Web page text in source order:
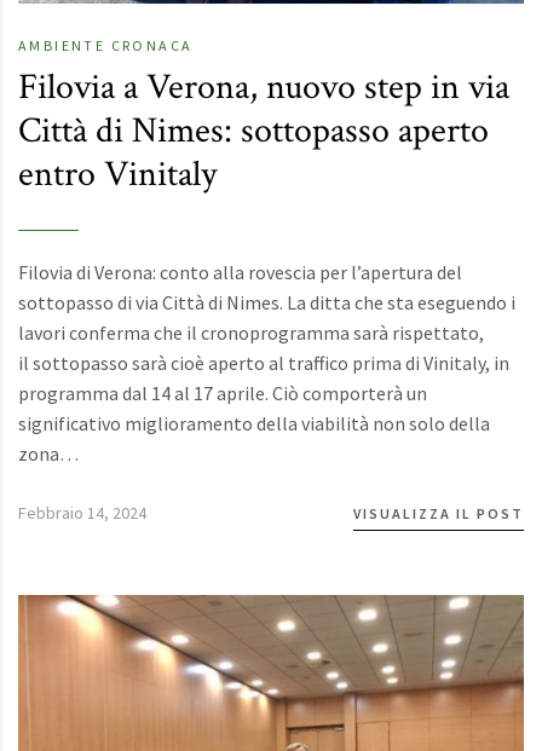
AMBIENTE CRONACA
Filovia a Verona, nuovo step in via
Città di Nimes: sottopasso aperto
entro Vinitaly
Filovia di Verona: conto alla rovescia per l’apertura del
sottopasso di via Città di Nimes. La ditta che sta eseguendo i
lavori conferma che il cronoprogramma sarà rispettato,
il sottopasso sarà cioè aperto al traffico prima di Vinitaly, in
programma dal 14 al 17 aprile. Ciò comporterà un
significativo miglioramento della viabilità non solo della
zona…
Febbraio 14, 2024 VISUALIZZA IL POST